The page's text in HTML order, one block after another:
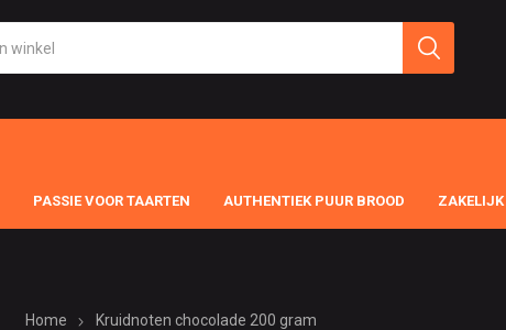
PASSIE VOOR TAARTEN AUTHENTIEK PUUR BROOD ZAKELIJK
Home Kruidnoten chocolade 200 gram